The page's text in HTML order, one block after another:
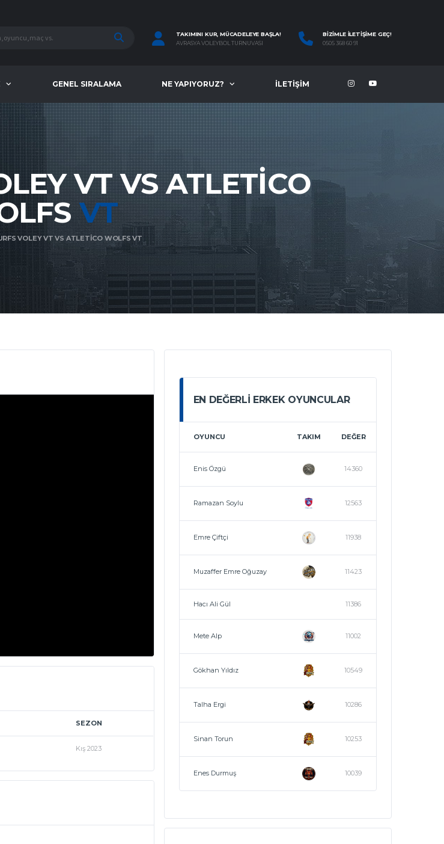
TAKIMINI KUR, MÜCADELEYE BAŞLA!
AVRASYA VOLEYBOL TURNUVASI
BIZIMLE İLETIŞIME GEÇ!
0505 368 60 91
GENEL SIRALAMA NE YAPIYORUZ? İLETIŞIM
VT VS ATLETICO
VT
VOLEY VT VS ATLETICO WOLFS VT
SEZON
Kış 2023
EN DEĞERLI ERKEK OYUNCULAR
OYUNCU TAKIM DEĞER
Enis Özgü 14360
Ramazan Soylu 12563
Emre Çiftçi 11938
Muzaffer Emre Oğuzay 11423
Hacı Ali Gül 11386
Mete Alp 11002
Gökhan Yıldız 10549
Talha Ergi 10286
Sinan Torun 10253
Enes Durmuş 10039